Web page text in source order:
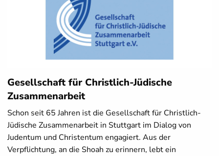
Gesellschaft für Christlich-Jüdische
Zusammenarbeit
Schon seit 65 Jahren ist die Gesellschaft für Christlich-
Jüdische Zusammenarbeit in Stuttgart im Dialog von
Judentum und Christentum engagiert. Aus der
Verpflichtung, an die Shoah zu erinnern, lebt ein